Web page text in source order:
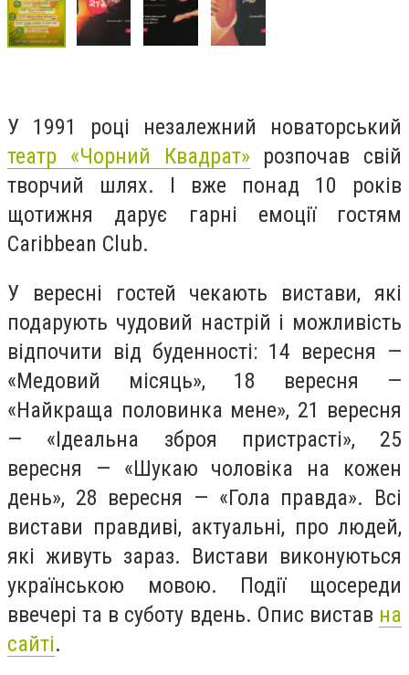
У 1991 році незалежний новаторський
театр «Чорний Квадрат» розпочав свій
творчий шлях. І вже понад 10 років
щотижня дарує гарні емоції гостям
Caribbean Club.
У вересні гостей чекають вистави, які
подарують чудовий настрій і можливість
відпочити від буденності: 14 вересня —
«Медовий місяць», 18 вересня —
«Найкраща половинка мене», 21 вересня
— «Ідеальна зброя пристрасті», 25
вересня — «Шукаю чоловіка на кожен
день», 28 вересня — «Гола правда». Всі
вистави правдиві, актуальні, про людей,
які живуть зараз. Вистави виконуються
українською мовою. Події щосереди
ввечері та в суботу вдень. Опис вистав на
сайті.